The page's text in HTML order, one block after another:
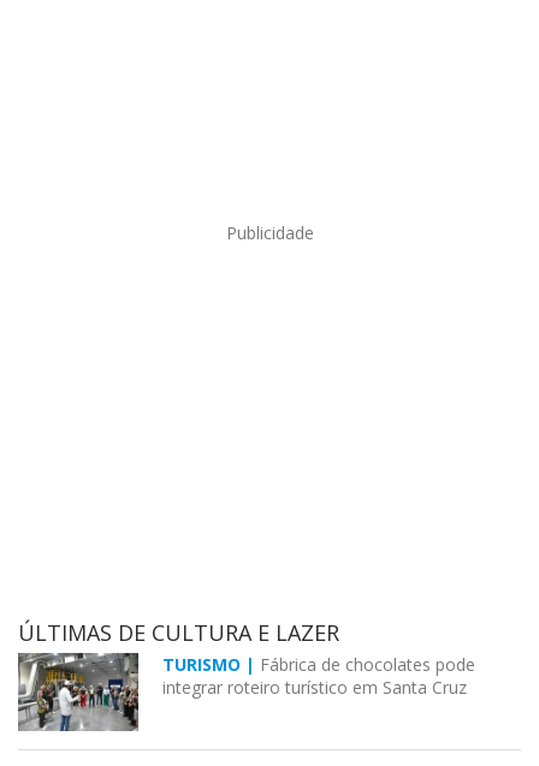
Publicidade
ÚLTIMAS DE CULTURA E LAZER
TURISMO | Fábrica de chocolates pode
integrar roteiro turístico em Santa Cruz